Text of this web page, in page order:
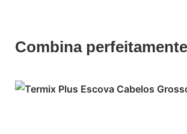
Combina